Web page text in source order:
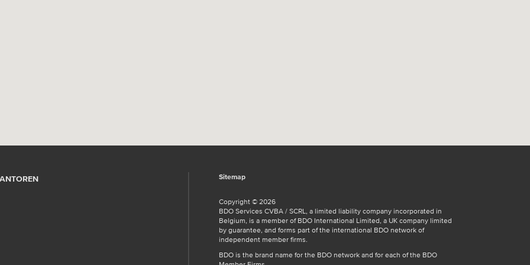
Sitemap
Copyright © 2026
BDO Services CVBA / SCRL, a limited liability company incorporated in
Belgium, is a member of BDO International Limited, a UK company limited
by guarantee, and forms part of the international BDO network of
independent member firms.
BDO is the brand name for the BDO network and for each of the BDO